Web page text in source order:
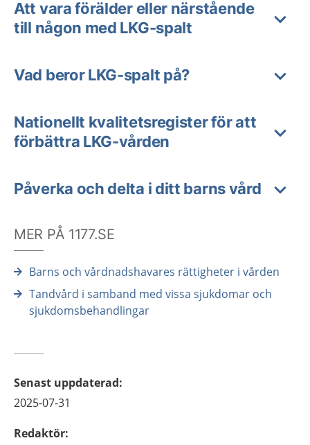
Att vara förälder eller närstående
till någon med LKG-spalt
Vad beror LKG-spalt på?
Nationellt kvalitetsregister för att
förbättra LKG-vården
Påverka och delta i ditt barns vård
MER PÅ 1177.SE
Barns och vårdnadshavares rättigheter i vården
Tandvård i samband med vissa sjukdomar och
sjukdomsbehandlingar
Senast uppdaterad:
2025-07-31
Redaktör: